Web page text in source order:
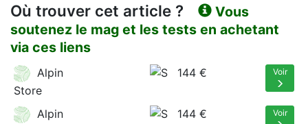
Où trouver cet article ?
Vous
soutenez le mag et les tests en achetant
via ces liens
Alpin
Store
144 € Voir
Alpin
144 € Voir